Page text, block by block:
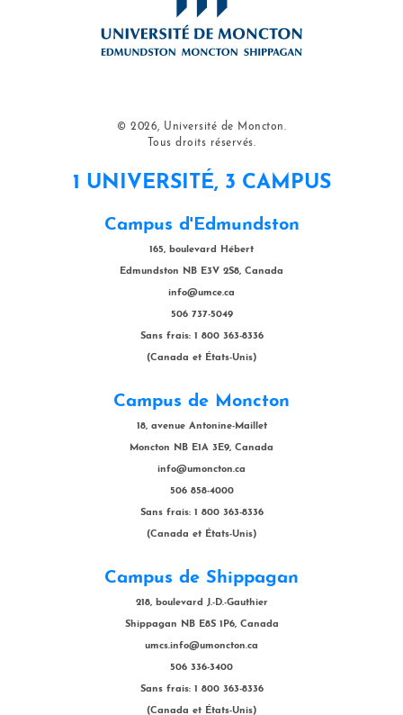
© 2026, Université de Moncton.
Tous droits réservés.
1 UNIVERSITÉ, 3 CAMPUS
Campus d'Edmundston
165, boulevard Hébert
Edmundston NB E3V 2S8, Canada
info@umce.ca
506 737-5049
Sans frais: 1 800 363-8336
(Canada et États-Unis)
Campus de Moncton
18, avenue Antonine-Maillet
Moncton NB E1A 3E9, Canada
info@umoncton.ca
506 858-4000
Sans frais: 1 800 363-8336
(Canada et États-Unis)
Campus de Shippagan
218, boulevard J.-D.-Gauthier
Shippagan NB E8S 1P6, Canada
umcs.info@umoncton.ca
506 336-3400
Sans frais: 1 800 363-8336
(Canada et États-Unis)